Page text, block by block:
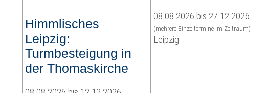
Himmlisches
Leipzig:
Turmbesteigung in
der Thomaskirche
08.08.2026 bis 27.12.2026
(mehrere Einzeltermine im Zeitraum)
Leipzig